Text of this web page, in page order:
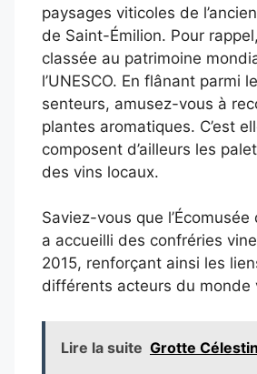
paysages viticoles de
de Saint-Émilion. Pour
classée au patrimoine
l’UNESCO. En flânant parmi
senteurs, amusez-vous à
plantes aromatiques. C’est
composent d’ailleurs les
des vins locaux.
Saviez-vous que
a accueilli des confréries
2015, renforçant ainsi les
différents acteurs du monde
Lire la suite Grotte